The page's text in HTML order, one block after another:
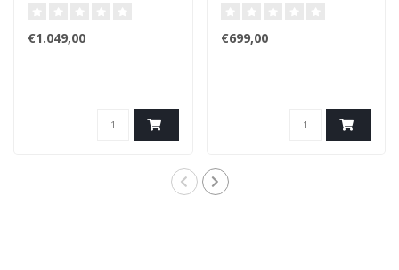
€1.049,00 €699,00